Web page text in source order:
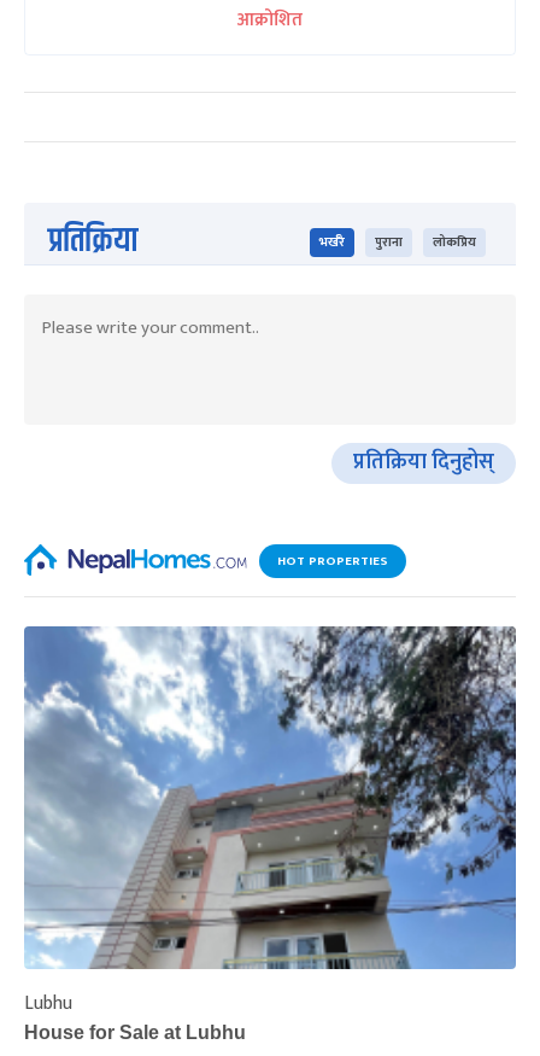
आक्रोशित
प्रतिक्रिया भर्खरै पुराना लोकप्रिय
प्रतिक्रिया दिनुहोस्
HOT PROPERTIES
Lubhu
House for Sale at Lubhu